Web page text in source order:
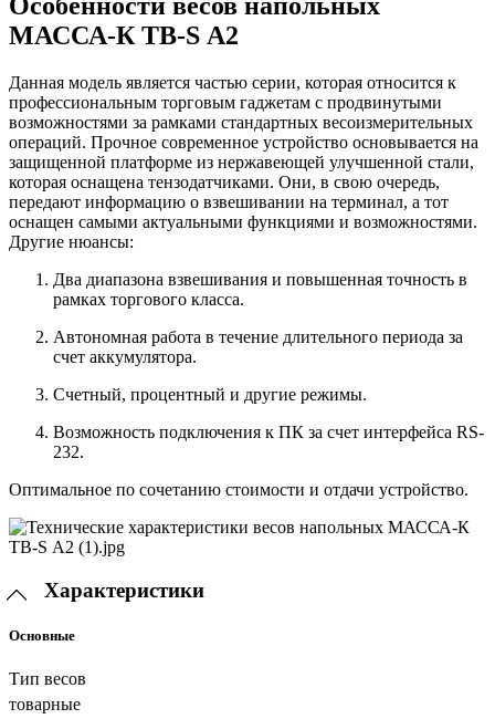
Особенности весов напольных
МАССА-К TB-S А2
Данная модель является частью серии, которая относится к
профессиональным торговым гаджетам с продвинутыми
возможностями за рамками стандартных весоизмерительных
операций. Прочное современное устройство основывается на
защищенной платформе из нержавеющей улучшенной стали,
которая оснащена тензодатчиками. Они, в свою очередь,
передают информацию о взвешивании на терминал, а тот
оснащен самыми актуальными функциями и возможностями.
Другие нюансы:
Два диапазона взвешивания и повышенная точность в
рамках торгового класса.
Автономная работа в течение длительного периода за
счет аккумулятора.
Счетный, процентный и другие режимы.
Возможность подключения к ПК за счет интерфейса RS-
232.
Оптимальное по сочетанию стоимости и отдачи устройство.
Характеристики
Основные
Тип весов
товарные